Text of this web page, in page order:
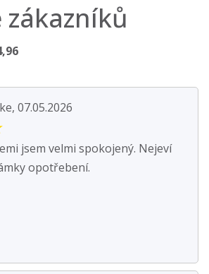
zákazníků
07.05.2026
jsem velmi spokojený. Nejeví
opotřebení.